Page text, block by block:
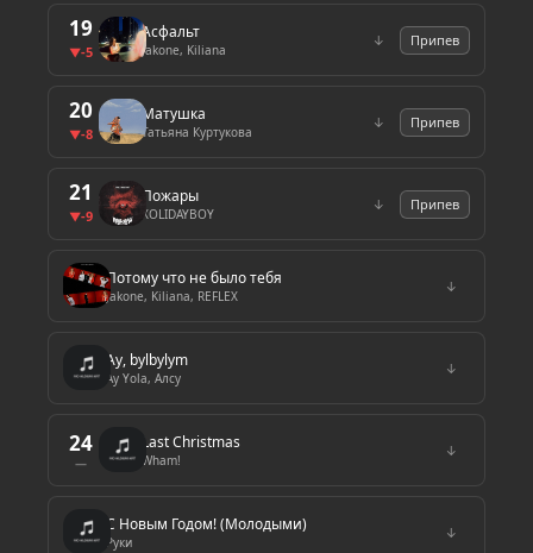
19
▼-5
Асфальт
Jakone, Kiliana
↓ Припев
20
▼-8
Матушка
Татьяна Куртукова
↓ Припев
21
▼-9
Пожары
XOLIDAYBOY
↓ Припев
Потому что не было тебя
Jakone, Kiliana, REFLEX
↓
Ay, bylbylym
Ay Yola, Алсу
↓
24
—
Last Christmas
Wham!
↓
С Новым Годом! (Молодыми)
Руки
↓